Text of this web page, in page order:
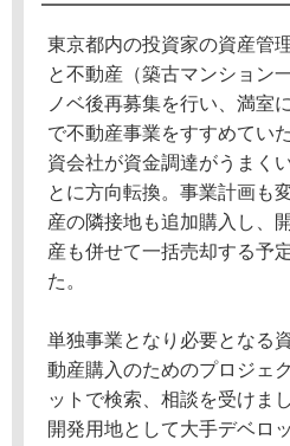
東京都内の投資家の資産管
と不動産（築古マンション
ノベ後再募集を行い、満室
で不動産事業をすすめてい
資会社が資金調達がうまく
とに方向転換。事業計画も
産の隣接地も追加購入し、
産も併せて一括売却する予
た。
単独事業となり必要となる
動産購入のためのプロジェ
ットで検索、相談を受けま
開発用地として大手デベロ